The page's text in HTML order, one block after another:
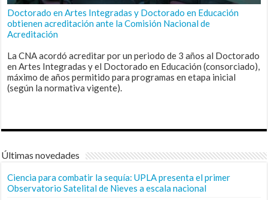
Doctorado en Artes Integradas y Doctorado en Educación
obtienen acreditación ante la Comisión Nacional de
Acreditación
La CNA acordó acreditar por un periodo de 3 años al Doctorado
en Artes Integradas y el Doctorado en Educación (consorciado),
máximo de años permitido para programas en etapa inicial
(según la normativa vigente).
Últimas novedades
Ciencia para combatir la sequía: UPLA presenta el primer
Observatorio Satelital de Nieves a escala nacional